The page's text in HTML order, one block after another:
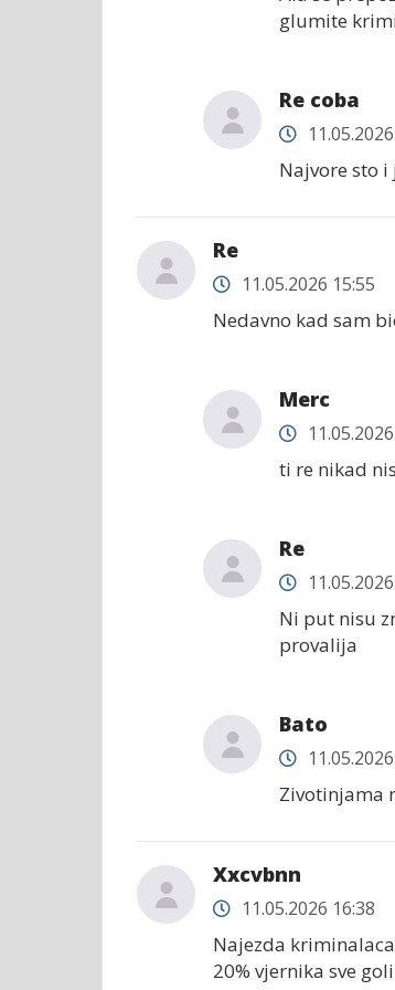
glumite
Re coba
Najvore sto
Re
11.05.2026 15:55
Nedavno kad sam
Merc
ti re nikad
Re
Ni put nisu
provalija
Bato
Zivotinjama
Xxcvbnn
11.05.2026 16:38
Najezda
20% vjernika sve